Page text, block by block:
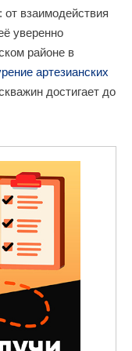
взаимодействия
уверенно
районе в
артезианских
достигает до